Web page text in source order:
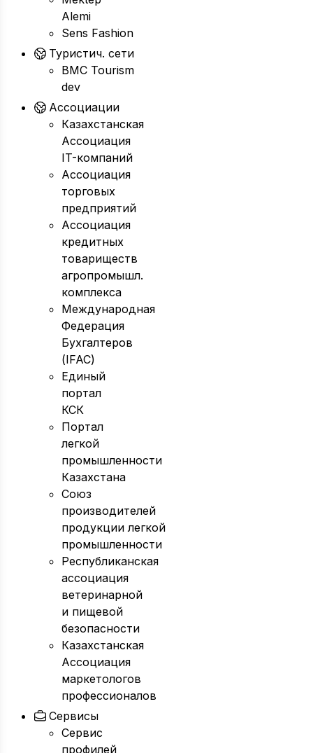
Alemi
Sens Fashion
Туристич. сети
BMC Tourism
dev
Ассоциации
Казахстанская
Ассоциация
IT-компаний
Ассоциация
торговых
предприятий
Ассоциация
кредитных
товариществ
агропромышл.
комплекса
Международная
Федерация
Бухгалтеров
(IFAC)
Единый
портал
КСК
Портал
легкой
промышленности
Казахстана
Союз
производителей
продукции легкой
промышленности
Республиканская
ассоциация
ветеринарной
и пищевой
безопасности
Казахстанская
Ассоциация
маркетологов
профессионалов
Сервисы
Сервис
профилей